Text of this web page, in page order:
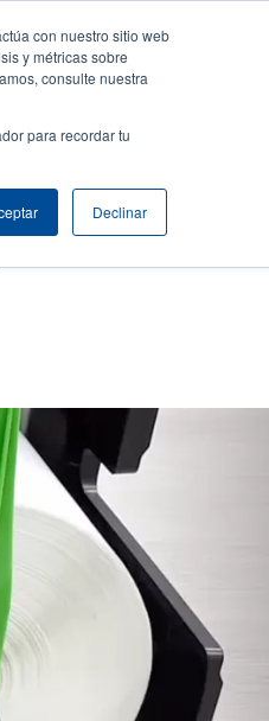
con nuestro sitio web
y métricas sobre
consulte nuestra
para recordar tu
Declinar
User
Iniciar sesión / Registrarse